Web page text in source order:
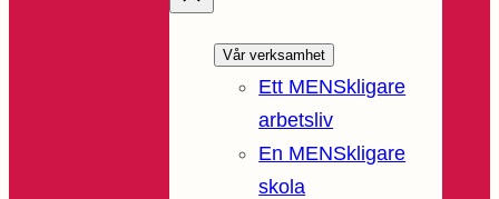
Vår verksamhet
Ett MENSkligare
arbetsliv
En MENSkligare
skola